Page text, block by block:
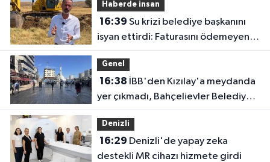
ister'
Haberde insan
16:39
isyan ettirdi: Faturasını ödemeyen
vatandaşlara böyle seslendi
Genel
16:38
yer çıkmadı, Bahçelievler Belediyesi
yer tahsis etti
Denizli
16:29
destekli MR cihazı hizmete girdi